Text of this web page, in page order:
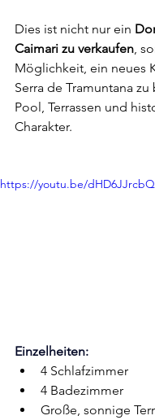
Dies ist nicht nur ein
Caimari zu verkaufen,
Möglichkeit, ein neues
Serra de Tramuntana
Pool, Terrassen und
Charakter.
https://youtu.be/
Einzelheiten:
4 Schlafzimmer
4 Badezimmer
Große, sonnige